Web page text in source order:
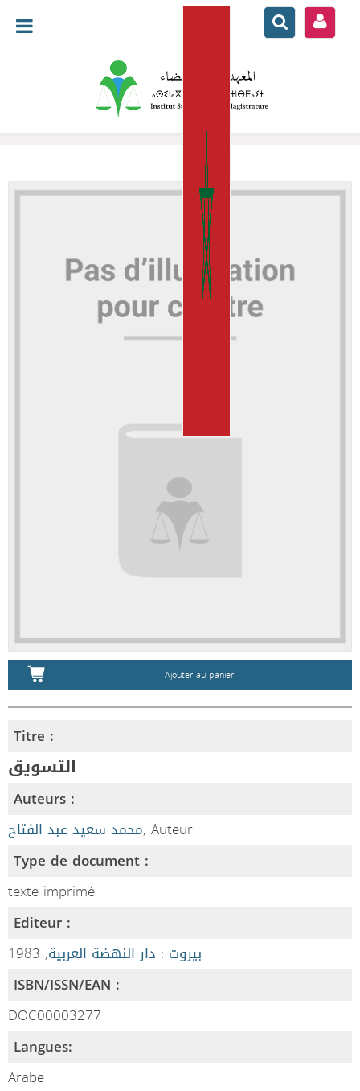
Ajouter au panier
Titre :
التسويق
Auteurs :
محمد سعيد عبد الفتاح, Auteur
Type de document :
texte imprimé
Editeur :
بيروت : دار النهضة العربية, 1983
ISBN/ISSN/EAN :
DOC00003277
Langues:
Arabe